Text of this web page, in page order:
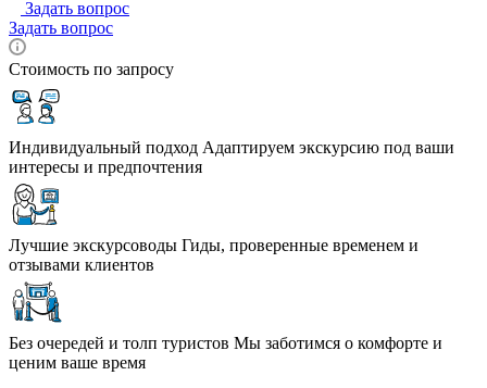
Задать вопрос
Задать вопрос
Стоимость по запросу
Индивидуальный подход Адаптируем экскурсию под ваши
интересы и предпочтения
Лучшие экскурсоводы Гиды, проверенные временем и
отзывами клиентов
Без очередей и толп туристов Мы заботимся о комфорте и
ценим ваше время